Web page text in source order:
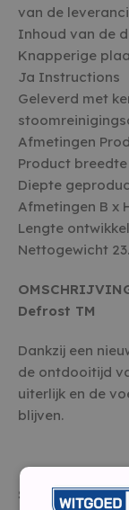
van de
Inhoud van de
Knapperige
Ja Instructions
Geleverd met
Afmetingen
Product
Diepte
Afmetingen B x
Lengte
Nettogewicht
Defrost TM
Dankzij een
de ontdooitijd
uiterlijk en de
blijven.
Smart Sense